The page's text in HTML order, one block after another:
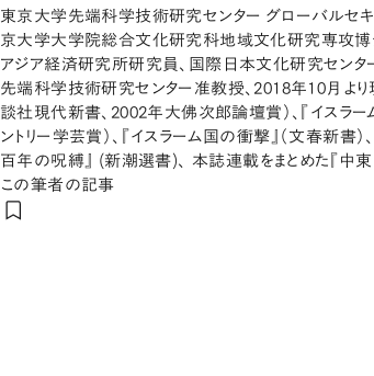
東京大学先端科学技術研究センター グローバルセ
京大学大学院総合文化研究科地域文化研究専攻
アジア経済研究所研究員、国際日本文化研究セン
先端科学技術研究センター准教授、2018年10月より
談社現代新書、2002年大佛次郎論壇賞）、『イスラ
ントリー学芸賞）、『イスラーム国の衝撃』（文春新書
百年の呪縛』 (新潮選書)、 本誌連載をまとめた『中
この筆者の記事